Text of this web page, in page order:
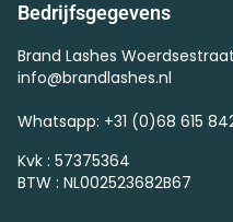
Bedrijfsgegevens
Brand Lashes
info@brandlashes.nl
Whatsapp: +31 (0)68 615
Kvk : 57375364
BTW : NL002523682B67